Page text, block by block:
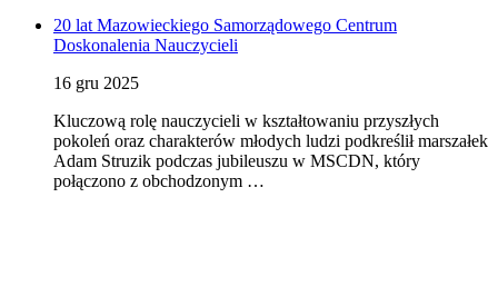
20 lat Mazowieckiego Samorządowego Centrum
Doskonalenia Nauczycieli
16 gru 2025
Kluczową rolę nauczycieli w kształtowaniu przyszłych
pokoleń oraz charakterów młodych ludzi podkreślił marszałek
Adam Struzik podczas jubileuszu w MSCDN, który
połączono z obchodzonym …